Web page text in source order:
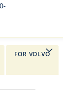
FOR VOLVO